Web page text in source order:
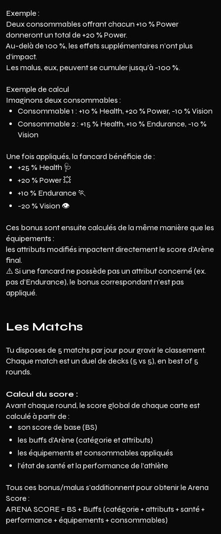
Exemple :
Deux consommables offrant chacun +10 % Power
donneront un total de +20 % Power.
Au-delà de 100 %, les effets supplémentaires n’ont plus
d’impact.
Les malus, eux, peuvent se cumuler jusqu’à -100 %.
Exemple de calcul
Imaginons deux consommables :
Consommable 1 : +10 % Health, +20 % Power, -10 % Vision
Consommable 2 : +15 % Health, +10 % Endurance, -10 %
Vision
Une fois appliqués, la fancard bénéficie de :
+25 % Health 🩺
+20 % Power 💥
+10 % Endurance 🏃
-20 % Vision 👁️
Ces bonus sont ensuite calculés de la même manière que les
équipements :
les attributs modifiés impactent directement le score d’Arène
final.
⚠️ Si une fancard ne possède pas un attribut concerné (ex.
pas d’Endurance), le bonus correspondant n’est pas
appliqué.
Les Matchs
Tu disposes de 5 matchs par jour pour gravir le classement.
Chaque match est un duel de decks (5 vs 5), en best of 5
rounds.
Calcul du score :
Avant chaque round, le score global de chaque carte est
calculé à partir de :
son score de base (BS)
les buffs d’Arène (catégorie et attributs)
les équipements et consommables appliqués
l’état de santé et la performance de l’athlète
Tous ces bonus/malus s’additionnent pour obtenir le Arena
Score :
ARENA SCORE = BS + Buffs (catégorie + attributs + santé +
performance + équipements + consommables)